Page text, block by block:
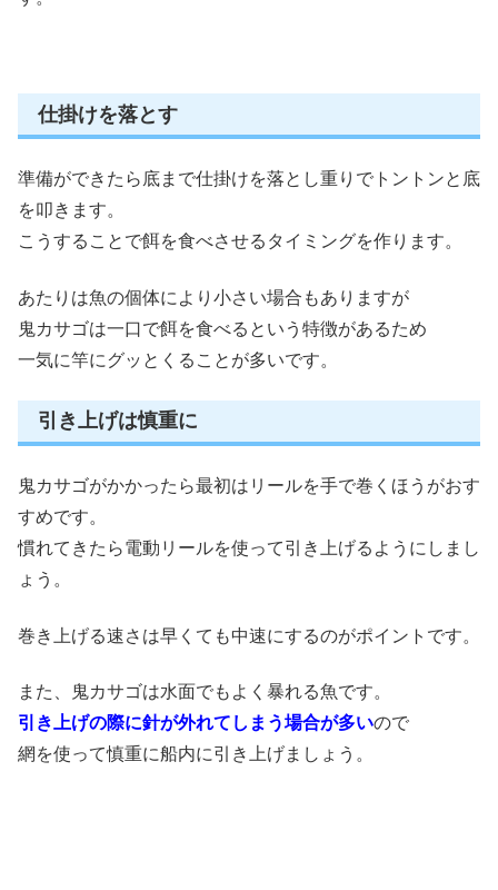
仕掛けを落とす
準備ができたら底まで仕掛けを落とし重りでトントンと底
を叩きます。
こうすることで餌を食べさせるタイミングを作ります。
あたりは魚の個体により小さい場合もありますが
鬼カサゴは一口で餌を食べるという特徴があるため
一気に竿にグッとくることが多いです。
引き上げは慎重に
鬼カサゴがかかったら最初はリールを手で巻くほうがおす
すめです。
慣れてきたら電動リールを使って引き上げるようにしまし
ょう。
巻き上げる速さは早くても中速にするのがポイントです。
また、鬼カサゴは水面でもよく暴れる魚です。
引き上げの際に針が外れてしまう場合が多いので
網を使って慎重に船内に引き上げましょう。